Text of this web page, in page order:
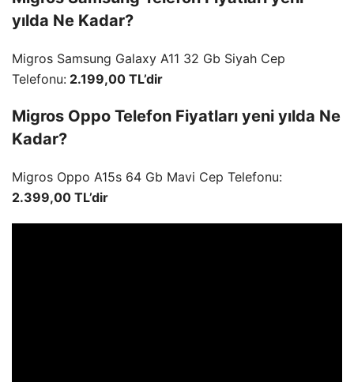
yılda Ne Kadar?
Migros Samsung Galaxy A11 32 Gb Siyah Cep
Telefonu: 2.199,00 TL’dir
Migros Oppo Telefon Fiyatları yeni yılda Ne
Kadar?
Migros Oppo A15s 64 Gb Mavi Cep Telefonu:
2.399,00 TL’dir